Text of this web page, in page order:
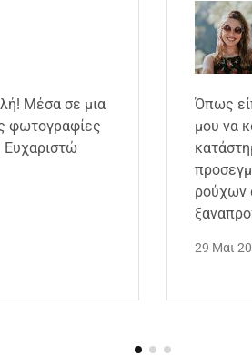
Μέσα σε μια
φωτογραφίες
Ευχαριστώ
Όπως
μου να
ρούχων
29 Μαι